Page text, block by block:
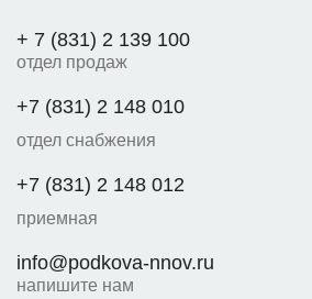
+ 7 (831) 2 139 100
отдел продаж
+7 (831) 2 148 010
отдел снабжения
+7 (831) 2 148 012
приемная
info@podkova-nnov.ru
напишите нам